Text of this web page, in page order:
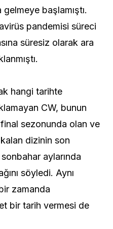
başlamıştı.
pandemisi süreci
süresiz olarak ara
hangi tarihte
CW, bunun
sezonunda olan ve
dizinin son
aylarında
söyledi. Aynı
zamanda
bir tarih vermesi de